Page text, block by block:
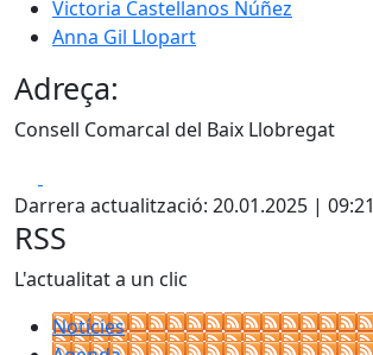
Victoria Castellanos Núñez
Anna Gil Llopart
Adreça:
Consell Comarcal del Baix Llobregat
Darrera actualització: 20.01.2025 | 09:21
RSS
L'actualitat a un clic
Notícies